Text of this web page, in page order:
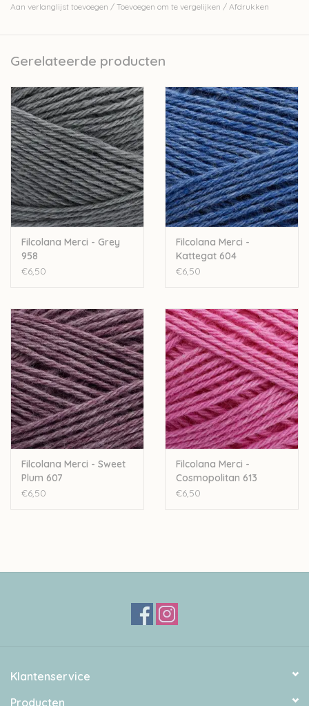
Bij onze pakketten vind jeverschillende stuks
50% wol - 50% pima-katoen
50 gram - 200 meter
Naalddikte: 2,5-3,5mm
Stekenverhouding 10cm: 26-28 steken - 36-38 rijen
Machinewasbaar
Let op: de kleur op beeld kan afwijken van de werkelijke kleur.
Aan verlanglijst toevoegen / Toevoegen om te vergelijken / Afdrukken
Gerelateerde producten
Filcolana Merci - Grey
958
€6,50
Filcolana Merci -
Kattegat 604
€6,50
Filcolana Merci - Sweet
Plum 607
€6,50
Filcolana Merci -
Cosmopolitan 613
€6,50
Klantenservice
Producten